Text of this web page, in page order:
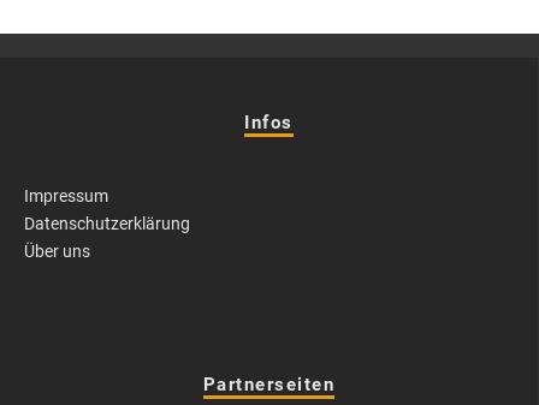
Infos
Impressum
Datenschutzerklärung
Über uns
Partnerseiten